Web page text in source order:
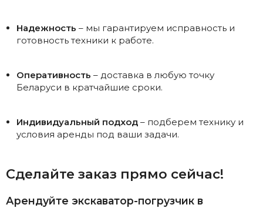
Надежность – мы гарантируем исправность и
готовность техники к работе.
Оперативность – доставка в любую точку
Беларуси в кратчайшие сроки.
Индивидуальный подход – подберем технику и
условия аренды под ваши задачи.
Сделайте заказ прямо сейчас!
Арендуйте экскаватор-погрузчик в